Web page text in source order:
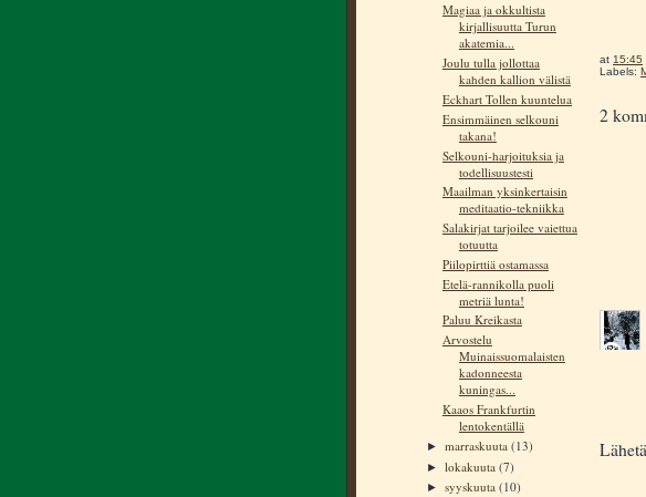
Magiaa ja okkultista
kirjallisuutta Turun
akatemia...
Joulu tulla jollottaa
kahden kallion välistä
Eckhart Tollen kuuntelua
Ensimmäinen selkouni
takana!
Selkouni-harjoituksia ja
todellisuustesti
Maailman yksinkertaisin
meditaatio-tekniikka
Salakirjat tarjoilee vaiettua
totuutta
Piilopirttiä ostamassa
Etelä-rannikolla puoli
metriä lunta!
Paluu Kreikasta
Arvostelu
Muinaissuomalaisten
kadonneesta
kuningas...
Kaaos Frankfurtin
lentokentällä
►marraskuuta(13)
►lokakuuta(7)
►syyskuuta(10)
at 15:45
Labels:
2